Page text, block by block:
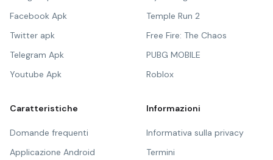
Facebook Apk
Twitter apk
Telegram Apk
Youtube Apk
Temple Run 2
Free Fire: The Chaos
PUBG MOBILE
Roblox
Caratteristiche
Domande frequenti
Applicazione Android
Informazioni
Informativa sulla privacy
Termini